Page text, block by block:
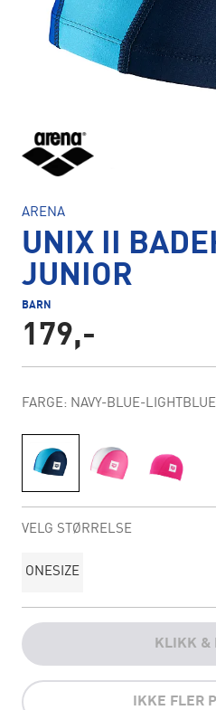
ARENA
UNIX II
JUNIOR
BARN
179,-
FARGE: NAVY-BLUE-LIGHTBLUE
VELG STØRRELSE
ONESIZE
KLIKK &
IKKE FLER